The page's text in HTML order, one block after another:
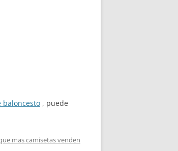
baloncesto , puede
mas camisetas venden